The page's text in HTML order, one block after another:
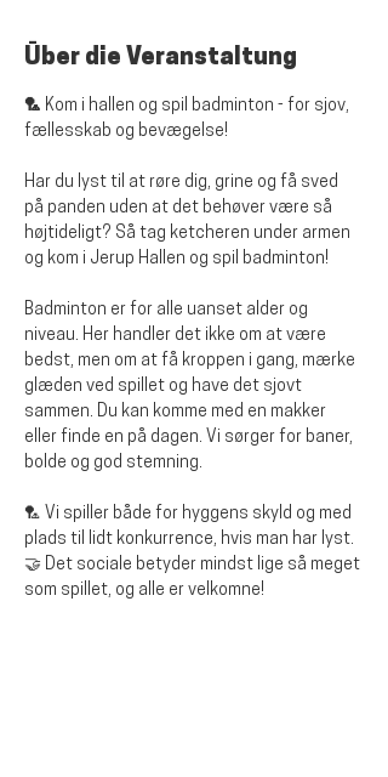
Über die Veranstaltung
🏸 Kom i hallen og spil badminton - for sjov,
fællesskab og bevægelse!
Har du lyst til at røre dig, grine og få sved
på panden uden at det behøver være så
højtideligt? Så tag ketcheren under armen
og kom i Jerup Hallen og spil badminton!
Badminton er for alle uanset alder og
niveau. Her handler det ikke om at være
bedst, men om at få kroppen i gang, mærke
glæden ved spillet og have det sjovt
sammen. Du kan komme med en makker
eller finde en på dagen. Vi sørger for baner,
bolde og god stemning.
🏸 Vi spiller både for hyggens skyld og med
plads til lidt konkurrence, hvis man har lyst.
🤝 Det sociale betyder mindst lige så meget
som spillet, og alle er velkomne!